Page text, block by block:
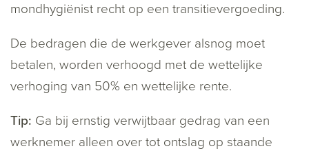
mondhygiënist recht op een transitievergoeding.
De bedragen die de werkgever alsnog moet
betalen, worden verhoogd met de wettelijke
verhoging van 50% en wettelijke rente.
Tip: Ga bij ernstig verwijtbaar gedrag van een
werknemer alleen over tot ontslag op staande